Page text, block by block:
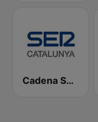
Cadena SER Catalunya